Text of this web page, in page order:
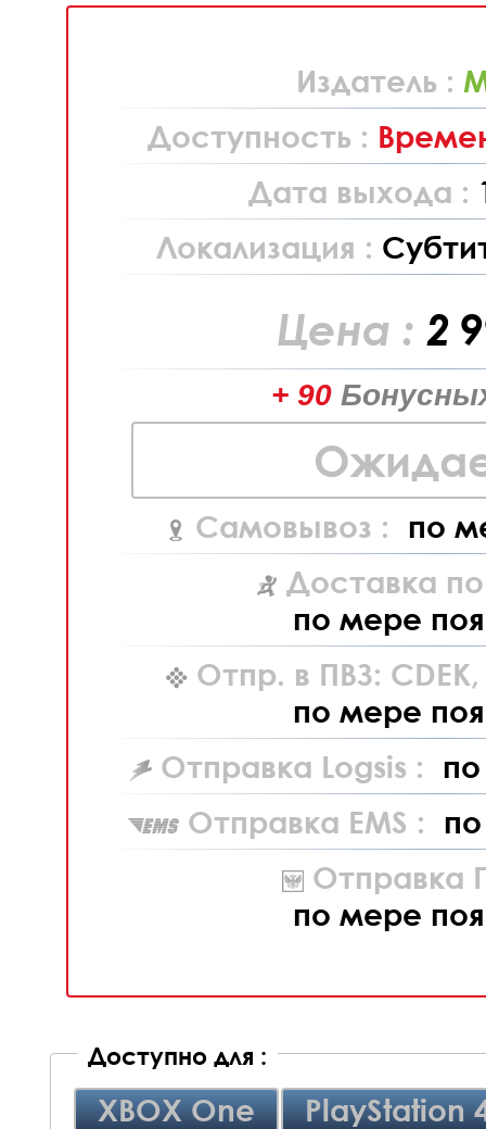
Издатель :
Доступность :
Дата выхода :
Локализация :
Цена : 2
+ 90
Самовывоз : по
Доставка
по мере
Отпр. в ПВЗ: CDEK,
по мере
Отправка Logsis :
Отправка EMS :
Отправка
по мере
Доступно для :
XBOX One
PlayStation